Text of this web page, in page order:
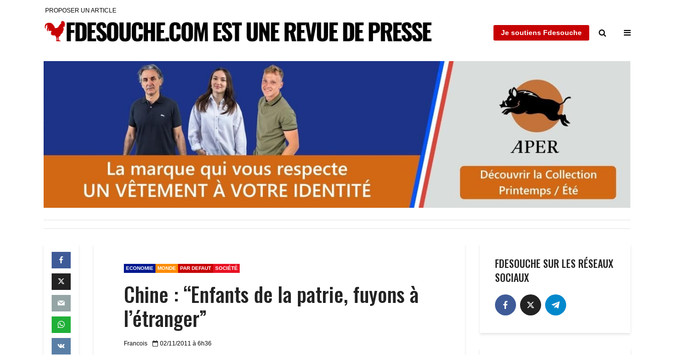
PROPOSER UN ARTICLE
Je soutiens Fdesouche
ECONOMIE MONDE PAR DEFAUT SOCIÉTÉ
Chine : “Enfants de la patrie, fuyons à
l’étranger”
Francois 02/11/2011 à 6h36
FDESOUCHE SUR LES RÉSEAUX
SOCIAUX